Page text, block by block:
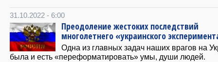
31.10.2022 - 6:00
Преодоление жестоких последствий
многолетнего «украинского
Одна из главных задач наших врагов на
была и есть «переформатировать» умы, души людей.